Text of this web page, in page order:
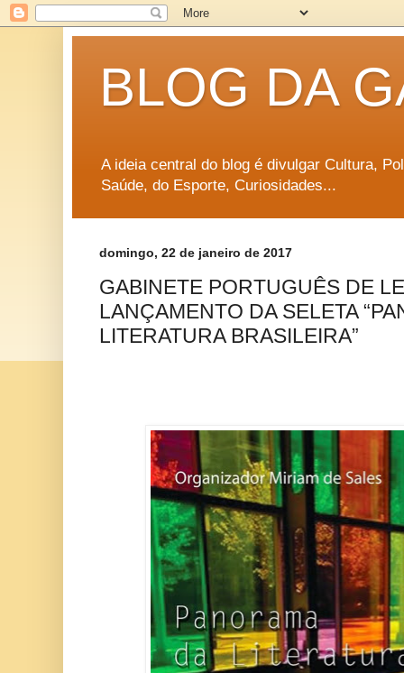
BLOG DA
A ideia central do blog é divulgar Cultura,
Saúde, do Esporte, Curiosidades...
domingo, 22 de janeiro de 2017
GABINETE PORTUGUÊS DE
LANÇAMENTO DA SELETA
LITERATURA BRASILEIRA”